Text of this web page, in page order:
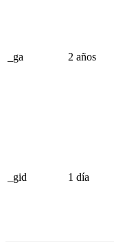
_ga 2 años
_gid 1 día